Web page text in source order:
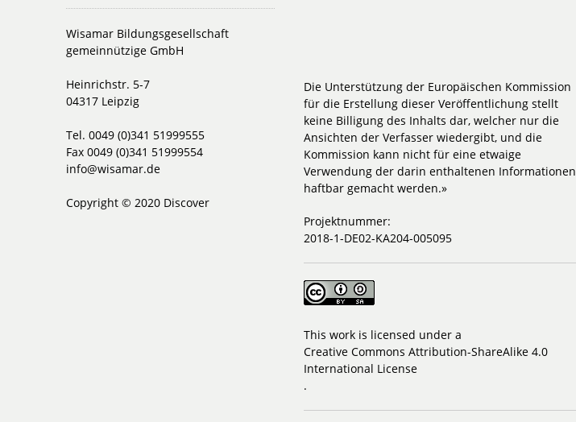
Wisamar Bildungsgesellschaft
gemeinnützige GmbH
Heinrichstr. 5-7
04317 Leipzig
Tel. 0049 (0)341 51999555
Fax 0049 (0)341 51999554
info@wisamar.de
Copyright © 2020 Discover
Die Unterstützung der Europäischen Kommission
für die Erstellung dieser Veröffentlichung stellt
keine Billigung des Inhalts dar, welcher nur die
Ansichten der Verfasser wiedergibt, und die
Kommission kann nicht für eine etwaige
Verwendung der darin enthaltenen Informationen
haftbar gemacht werden.»
Projektnummer:
2018-1-DE02-KA204-005095
This work is licensed under a
Creative Commons Attribution-ShareAlike 4.0
International License
.